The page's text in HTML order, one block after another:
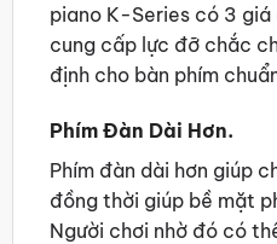
piano K-Series có 3
cung cấp lực đỡ chắc
định cho bàn phím
Phím Đàn Dài Hơn.
Phím đàn dài hơn giúp
đồng thời giúp bề mặt
Người chơi nhờ đó có